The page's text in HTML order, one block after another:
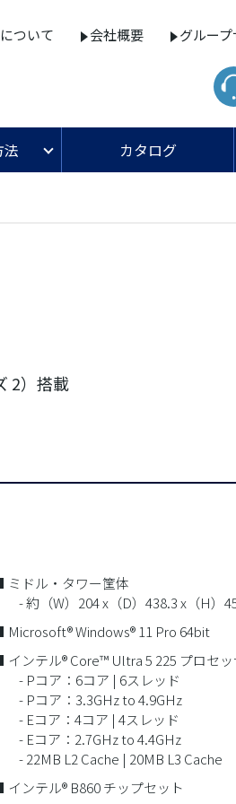
ついて 会社概要 グループ
法 カタログ
2）搭載
ミドル・タワー筐体
- 約（W）204 x（D）438.3 x（H）
Microsoft® Windows® 11 Pro 64bit
インテル® Core™ Ultra 5 225 プロセッ
- Pコア：6コア | 6スレッド
- Pコア：3.3GHz to 4.9GHz
- Eコア：4コア | 4スレッド
- Eコア：2.7GHz to 4.4GHz
- 22MB L2 Cache | 20MB L3 Cache
インテル® B860 チップセット